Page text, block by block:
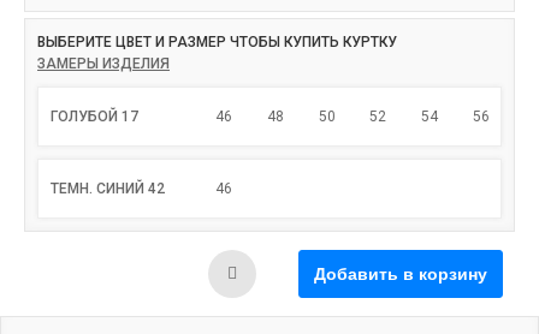
ВЫБЕРИТЕ ЦВЕТ И РАЗМЕР ЧТОБЫ КУПИТЬ КУРТКУ
ЗАМЕРЫ ИЗДЕЛИЯ
ГОЛУБОЙ 17 46 48 50 52 54 56
ТЕМН. СИНИЙ 42 46